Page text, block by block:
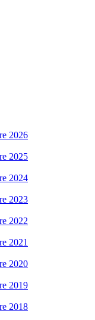
2026
2025
2024
2023
2022
2021
2020
2019
2018